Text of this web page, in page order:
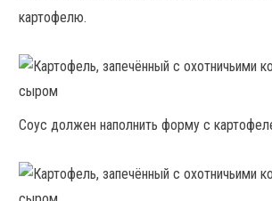
картофелю.
Соус должен наполнить форму с